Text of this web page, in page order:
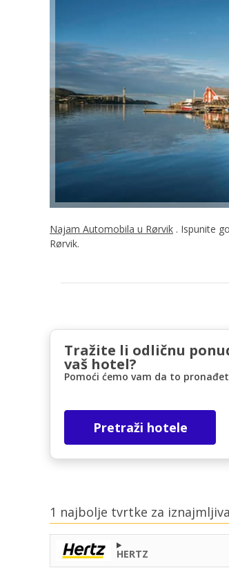
Najam Automobila u Rørvik . Ispunite
Rørvik.
Tražite li odličnu
vaš hotel?
Pomoći ćemo vam da to
Pretraži hotele
1 najbolje tvrtke za
HERTZ